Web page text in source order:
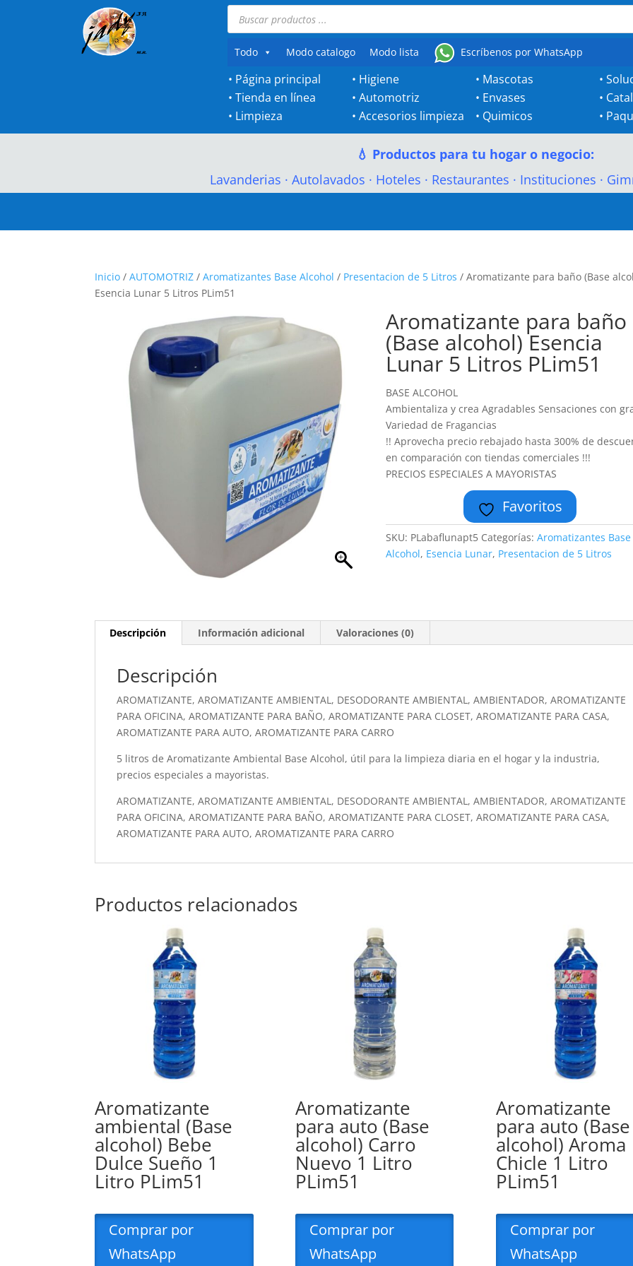
Búsqueda
productos
Todo
Modo catalogo Modo lista Escríbenos por WhatsApp
• Página principal
•Tienda en línea
• Limpieza
• Higiene
•Automotriz
•Accesorios limpieza
• Mascotas
• Envases
• Quimicos
•
•
•
💧 Productos para tu hogar o negocio:
Lavanderias · Autolavados · Hoteles · Restaurantes · Instituciones ·
Inicio /AUTOMOTRIZ /Aromatizantes Base Alcohol / Presentacion de 5 Litros / Aromatizante para baño (Base
Esencia Lunar 5 Litros PLim51
Aromatizante para baño
(Base alcohol) Esencia
Lunar 5 Litros PLim51
BASE ALCOHOL
Ambientaliza y crea Agradables Sensaciones con
Variedad de Fragancias
!! Aprovecha precio rebajado hasta 300% de
en comparación con tiendas comerciales !!!
PRECIOS ESPECIALES A MAYORISTAS
Favoritos
SKU: PLabaflunapt5 Categorías:Aromatizantes Base
Alcohol, Esencia Lunar, Presentacion de 5 Litros
Descripción Información adicional Valoraciones (0)
Descripción
AROMATIZANTE, AROMATIZANTE AMBIENTAL, DESODORANTE AMBIENTAL, AMBIENTADOR, AROMATIZANTE
PARA OFICINA, AROMATIZANTE PARA BAÑO, AROMATIZANTE PARA CLOSET, AROMATIZANTE PARA CASA,
AROMATIZANTE PARA AUTO, AROMATIZANTE PARA CARRO
5 litros de Aromatizante Ambiental Base Alcohol, útil para la limpieza diaria en el hogar y la industria,
precios especiales a mayoristas.
AROMATIZANTE, AROMATIZANTE AMBIENTAL, DESODORANTE AMBIENTAL, AMBIENTADOR, AROMATIZANTE
PARA OFICINA, AROMATIZANTE PARA BAÑO, AROMATIZANTE PARA CLOSET, AROMATIZANTE PARA CASA,
AROMATIZANTE PARA AUTO, AROMATIZANTE PARA CARRO
Productos relacionados
Aromatizante
ambiental (Base
alcohol) Bebe
Dulce Sueño 1
Litro PLim51
Comprar por
WhatsApp
Aromatizante
para auto (Base
alcohol) Carro
Nuevo 1 Litro
PLim51
Comprar por
WhatsApp
Aromatizante
para auto (Base
alcohol) Aroma
Chicle 1 Litro
PLim51
Comprar por
WhatsApp